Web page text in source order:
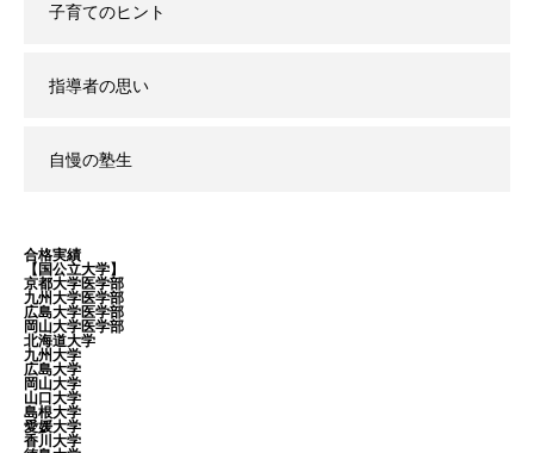
子育てのヒント
指導者の思い
自慢の塾生
合格実績
【国公立大学】
京都大学医学部
九州大学医学部
広島大学医学部
岡山大学医学部
北海道大学
九州大学
広島大学
岡山大学
山口大学
島根大学
愛媛大学
香川大学